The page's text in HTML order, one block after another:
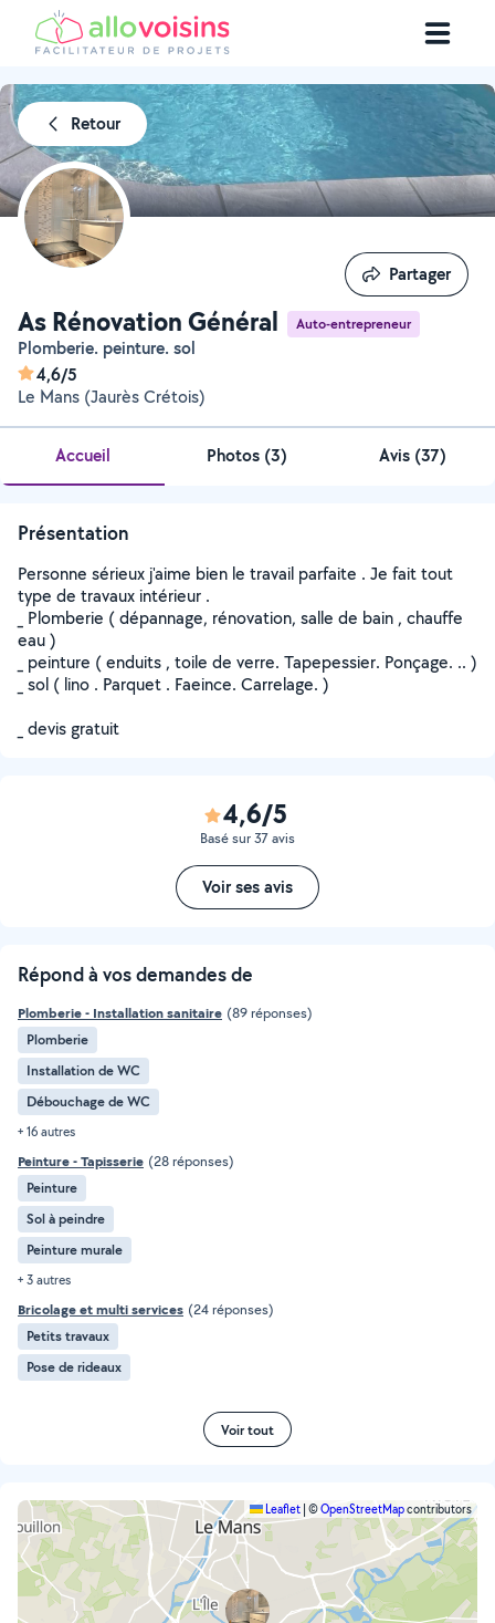
Retour
As Rénovation Général Auto-entrepreneur
Plomberie. peinture. sol
4,6/5
Le Mans (Jaurès Crétois)
Partager
Partager
Accueil Photos (3) Avis (37)
Présentation
Personne sérieux j'aime bien le travail parfaite . Je fait tout
type de travaux intérieur .
_ Plomberie ( dépannage, rénovation, salle de bain , chauffe
eau )
_ peinture ( enduits , toile de verre. Tapepessier. Ponçage. .. )
_ sol ( lino . Parquet . Faeince. Carrelage. )
_ devis gratuit
4,6/5
Basé sur 37 avis
Voir ses avis
Répond à vos demandes de
Plomberie - Installation sanitaire (89 réponses)
Plomberie
Installation de WC
Débouchage de WC
+ 16 autres
Peinture - Tapisserie (28 réponses)
Peinture
Sol à peindre
Peinture murale
+ 3 autres
Bricolage et multi services (24 réponses)
Petits travaux
Pose de rideaux
Voir tout
Leaflet ©OpenStreetMapcontributors